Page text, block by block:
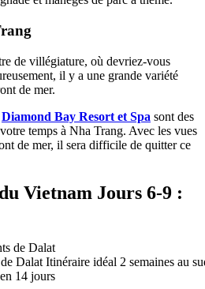
de villégiature, où devriez-vous
il y a une grande variété
de mer.
Diamond Bay Resort et Spa sont des
temps à Nha Trang. Avec les vues
de mer, il sera difficile de quitter ce
Vietnam Jours 6-9 :
de Dalat Itinéraire idéal 2 semaines au
14 jours